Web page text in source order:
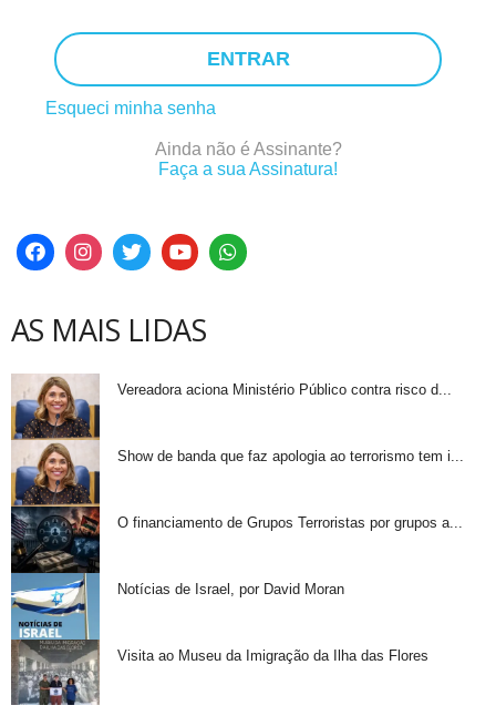
ENTRAR
Esqueci minha senha
Ainda não é Assinante?
Faça a sua Assinatura!
AS MAIS LIDAS
Vereadora aciona Ministério Público contra risco d...
Show de banda que faz apologia ao terrorismo tem i...
O financiamento de Grupos Terroristas por grupos a...
Notícias de Israel, por David Moran
Visita ao Museu da Imigração da Ilha das Flores